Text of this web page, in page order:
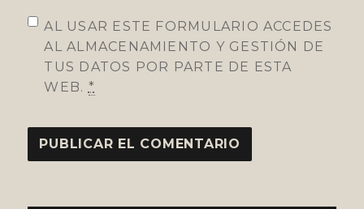
AL USAR ESTE FORMULARIO ACCEDES
AL ALMACENAMIENTO Y GESTIÓN DE
TUS DATOS POR PARTE DE ESTA
WEB. *